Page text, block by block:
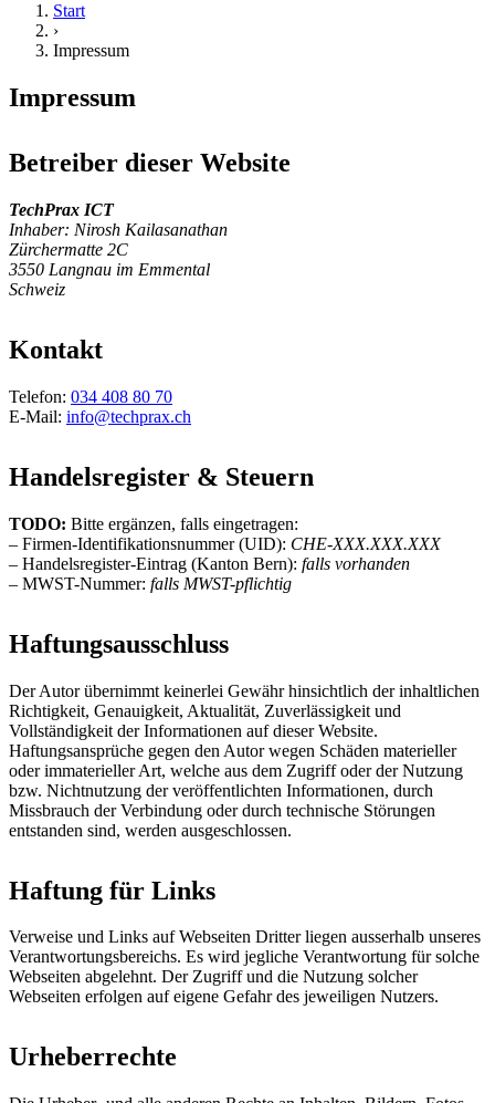
Start
›
Impressum
Impressum
Betreiber dieser Website
TechPrax ICT
Inhaber: Nirosh Kailasanathan
Zürchermatte 2C
3550 Langnau im Emmental
Schweiz
Kontakt
Telefon: 034 408 80 70
E-Mail: info@techprax.ch
Handelsregister & Steuern
TODO: Bitte ergänzen, falls eingetragen:
– Firmen-Identifikationsnummer (UID): CHE-XXX.XXX.XXX
– Handelsregister-Eintrag (Kanton Bern): falls vorhanden
– MWST-Nummer: falls MWST-pflichtig
Haftungsausschluss
Der Autor übernimmt keinerlei Gewähr hinsichtlich der inhaltlichen
Richtigkeit, Genauigkeit, Aktualität, Zuverlässigkeit und
Vollständigkeit der Informationen auf dieser Website.
Haftungsansprüche gegen den Autor wegen Schäden materieller
oder immaterieller Art, welche aus dem Zugriff oder der Nutzung
bzw. Nichtnutzung der veröffentlichten Informationen, durch
Missbrauch der Verbindung oder durch technische Störungen
entstanden sind, werden ausgeschlossen.
Haftung für Links
Verweise und Links auf Webseiten Dritter liegen ausserhalb unseres
Verantwortungsbereichs. Es wird jegliche Verantwortung für solche
Webseiten abgelehnt. Der Zugriff und die Nutzung solcher
Webseiten erfolgen auf eigene Gefahr des jeweiligen Nutzers.
Urheberrechte